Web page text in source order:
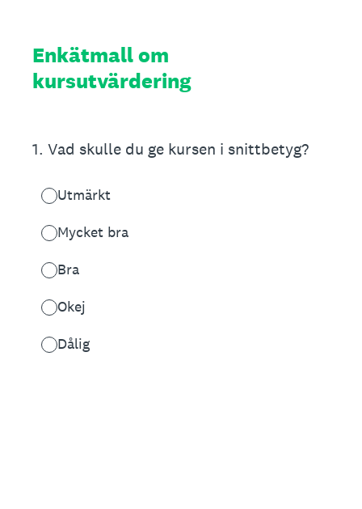
Enkätmall om
kursutvärdering
1. Vad skulle du ge kursen i snittbetyg?
Utmärkt
Mycket bra
Bra
Okej
Dålig